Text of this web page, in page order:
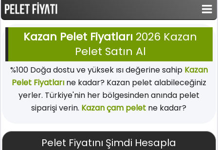
Kazan Pelet Fiyatları 2026 Kazan
Pelet Satın Al
%100 Doğa dostu ve yüksek ısı değerine sahip Kazan
Pelet Fiyatlarıne kadar? Kazan pelet alabileceğiniz
yerler. Türkiye'nin her bölgesinden anında pelet
siparişi verin. Kazan çam pelet ne kadar?
Pelet Fiyatını Şimdi Hesapla